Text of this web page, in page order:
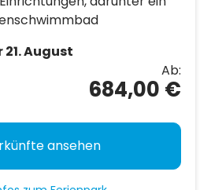
21. August
Ab:
684,00 €
ansehen